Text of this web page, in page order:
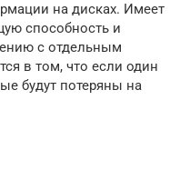
на дисках. Имеет
способность и
с отдельным
в том, что если один
будут потеряны на